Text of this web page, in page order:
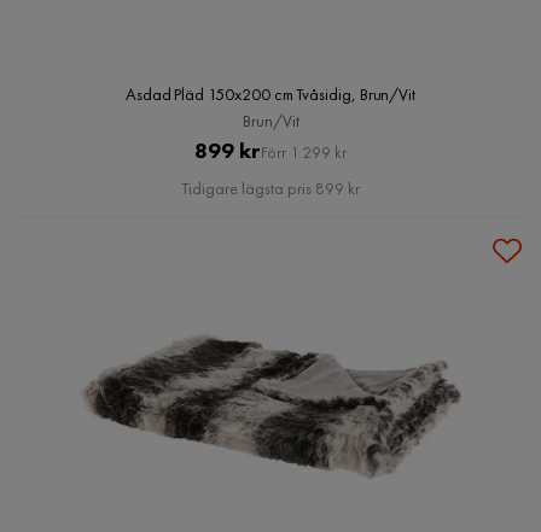
Asdad Pläd 150x200 cm Tvåsidig, Brun/Vit
Brun/Vit
Pris
899 kr Original
Pris
Förr 1 299 kr
Tidigare lägsta pris 899 kr